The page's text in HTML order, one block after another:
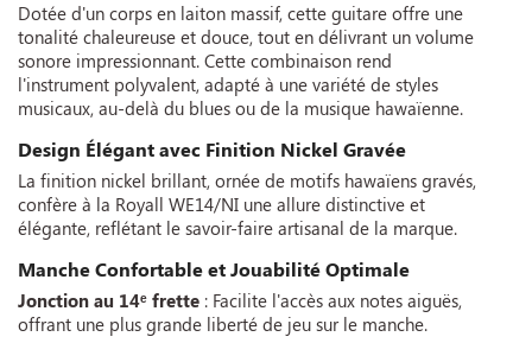
Dotée d'un corps en laiton massif, cette guitare offre une
tonalité chaleureuse et douce, tout en délivrant un volume
sonore impressionnant. Cette combinaison rend
l'instrument polyvalent, adapté à une variété de styles
musicaux, au-delà du blues ou de la musique hawaïenne.
Design Élégant avec Finition Nickel Gravée
La finition nickel brillant, ornée de motifs hawaïens gravés,
confère à la Royall WE14/NI une allure distinctive et
élégante, reflétant le savoir-faire artisanal de la marque.
Manche Confortable et Jouabilité Optimale
Jonction au 14ᵉ frette : Facilite l'accès aux notes aiguës,
offrant une plus grande liberté de jeu sur le manche.